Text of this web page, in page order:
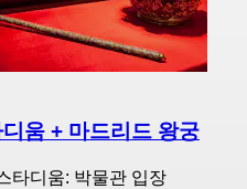
움 + 마드리드 왕궁
타디움: 박물관 입장